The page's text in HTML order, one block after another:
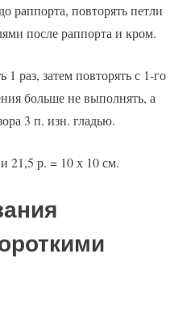
раппорта, повторять петли
после раппорта и кром.
раз, затем повторять с 1-го
больше не выполнять, а
3 п. изн. гладью.
21,5 р. = 10 х 10 см.